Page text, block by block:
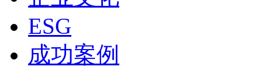
ESG
成功案例